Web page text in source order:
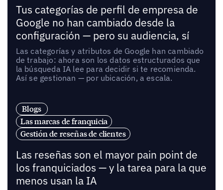
Tus categorías de perfil de empresa de
Google no han cambiado desde la
configuración — pero su audiencia, sí
Las categorías y atributos de Google han cambiado
de trabajo: ahora son los datos estructurados que
la búsqueda IA lee para decidir si te recomienda.
Así se gestionan — por ubicación, a escala.
Blogs
Las marcas de franquicia
Gestión de reseñas de clientes
Las reseñas son el mayor pain point de
los franquiciados — y la tarea para la que
menos usan la IA